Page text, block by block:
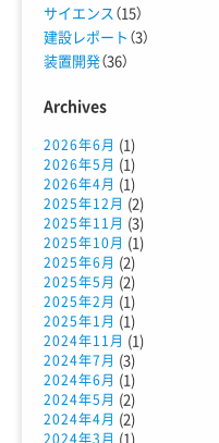
サイエンス （15）
建設レポート （3）
装置開発（36）
Archives
2026年6月 (1)
2026年5月 (1)
2026年4月 (1)
2025年12月 (2)
2025年11月 (3)
2025年10月 (1)
2025年6月 (2)
2025年5月 (2)
2025年2月 (1)
2025年1月 (1)
2024年11月 (1)
2024年7月 (3)
2024年6月 (1)
2024年5月 (2)
2024年4月 (2)
2024年3月 (1)